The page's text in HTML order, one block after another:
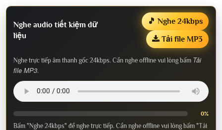
Nghe audio tiết kiệm dữ
liệu
🎵 Nghe 24kbps
Tải file MP3
Nghe trực tiếp âm thanh gốc 24kbps. Cần nghe offline vui lòng bấm Tải
file MP3.
0%
Bấm "Nghe 24kbps" để nghe trực tiếp. Cần nghe offline vui lòng bấm "Tải